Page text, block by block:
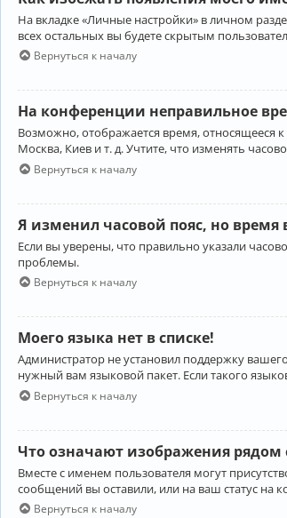
На вкладке «Личные настройки» в личном
всех остальных вы будете скрытым
Вернуться к началу
На конференции неправильное
Возможно, отображается время, относящееся
Москва, Киев и т. д. Учтите, что изменять
Вернуться к началу
Я изменил часовой пояс, но время
Если вы уверены, что правильно указали
проблемы.
Вернуться к началу
Моего языка нет в списке!
Администратор не установил поддержку
нужный вам языковой пакет. Если такого
Вернуться к началу
Что означают изображения
Вместе с именем пользователя могут
сообщений вы оставили, или на ваш статус на
Вернуться к началу